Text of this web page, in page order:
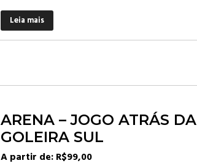
Leia mais
ARENA – JOGO ATRÁS DA
GOLEIRA SUL
A partir de:R$99,00